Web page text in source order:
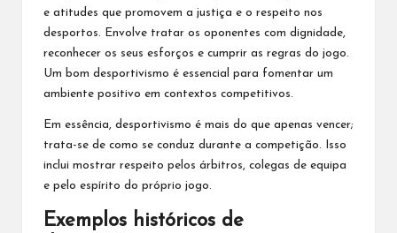
e atitudes que promovem a justiça e o respeito nos
desportos. Envolve tratar os oponentes com dignidade,
reconhecer os seus esforços e cumprir as regras do jogo.
Um bom desportivismo é essencial para fomentar um
ambiente positivo em contextos competitivos.
Em essência, desportivismo é mais do que apenas vencer;
trata-se de como se conduz durante a competição. Isso
inclui mostrar respeito pelos árbitros, colegas de equipa
e pelo espírito do próprio jogo.
Exemplos históricos de